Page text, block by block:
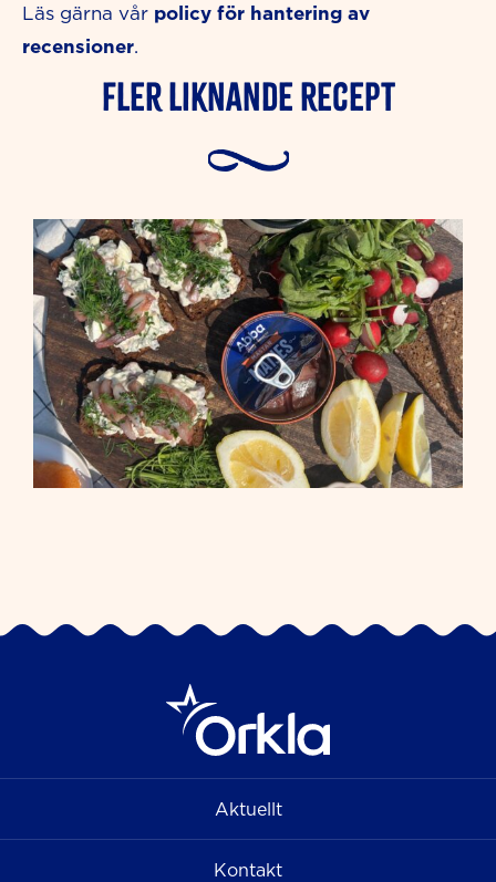
Läs gärna vår policy för hantering av
recensioner.
Fler liknande Recept
Aktuellt
Kontakt